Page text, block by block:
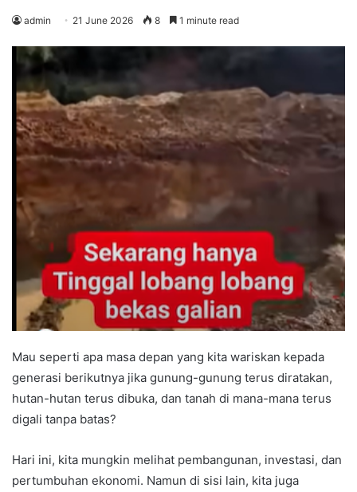
admin 21 June 2026 8 1 minute read
Mau seperti apa masa depan yang kita wariskan kepada
generasi berikutnya jika gunung-gunung terus diratakan,
hutan-hutan terus dibuka, dan tanah di mana-mana terus
digali tanpa batas?
Hari ini, kita mungkin melihat pembangunan, investasi, dan
pertumbuhan ekonomi. Namun di sisi lain, kita juga